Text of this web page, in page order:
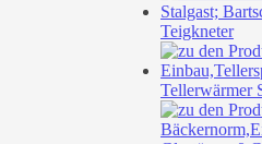
Teigkneter
Tellerwärmer